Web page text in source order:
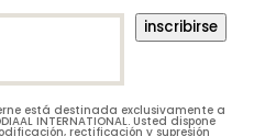
Mme
inscribirse
está destinada exclusivamente a
INTERNATIONAL. Usted dispone
rectificación y supresión